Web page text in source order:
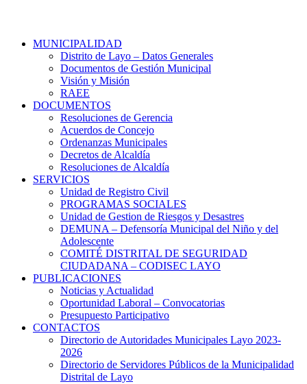
MUNICIPALIDAD
Distrito de Layo – Datos Generales
Documentos de Gestión Municipal
Visión y Misión
RAEE
DOCUMENTOS
Resoluciones de Gerencia
Acuerdos de Concejo
Ordenanzas Municipales
Decretos de Alcaldía
Resoluciones de Alcaldía
SERVICIOS
Unidad de Registro Civil
PROGRAMAS SOCIALES
Unidad de Gestion de Riesgos y Desastres
DEMUNA – Defensoría Municipal del Niño y del
Adolescente
COMITÉ DISTRITAL DE SEGURIDAD
CIUDADANA – CODISEC LAYO
PUBLICACIONES
Noticias y Actualidad
Oportunidad Laboral – Convocatorias
Presupuesto Participativo
CONTACTOS
Directorio de Autoridades Municipales Layo 2023-
2026
Directorio de Servidores Públicos de la Municipalidad
Distrital de Layo